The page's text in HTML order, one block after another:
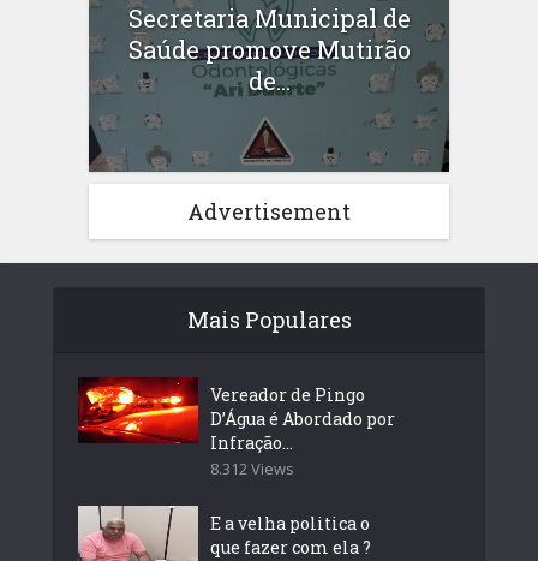
Secretaria Municipal de
Saúde promove Mutirão
de...
Advertisement
Mais Populares
Vereador de Pingo
D’Água é Abordado por
Infração...
8.312 Views
E a velha politica o
que fazer com ela ?